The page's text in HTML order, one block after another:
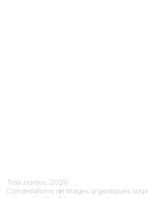
Trois parties, 2026
Constellations de tirages argentiques